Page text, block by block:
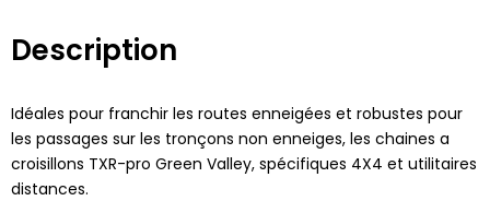
Description
Idéales pour franchir les routes enneigées et robustes pour
les passages sur les tronçons non enneiges, les chaines a
croisillons TXR-pro Green Valley, spécifiques 4X4 et utilitaires
distances.